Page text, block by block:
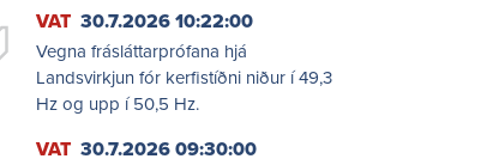
VAT 30.7.2026 10:22:00
Vegna frásláttarprófana hjá
Landsvirkjun fór kerfistíðni niður í 49,3
Hz og upp í 50,5 Hz.
VAT 30.7.2026 09:30:00